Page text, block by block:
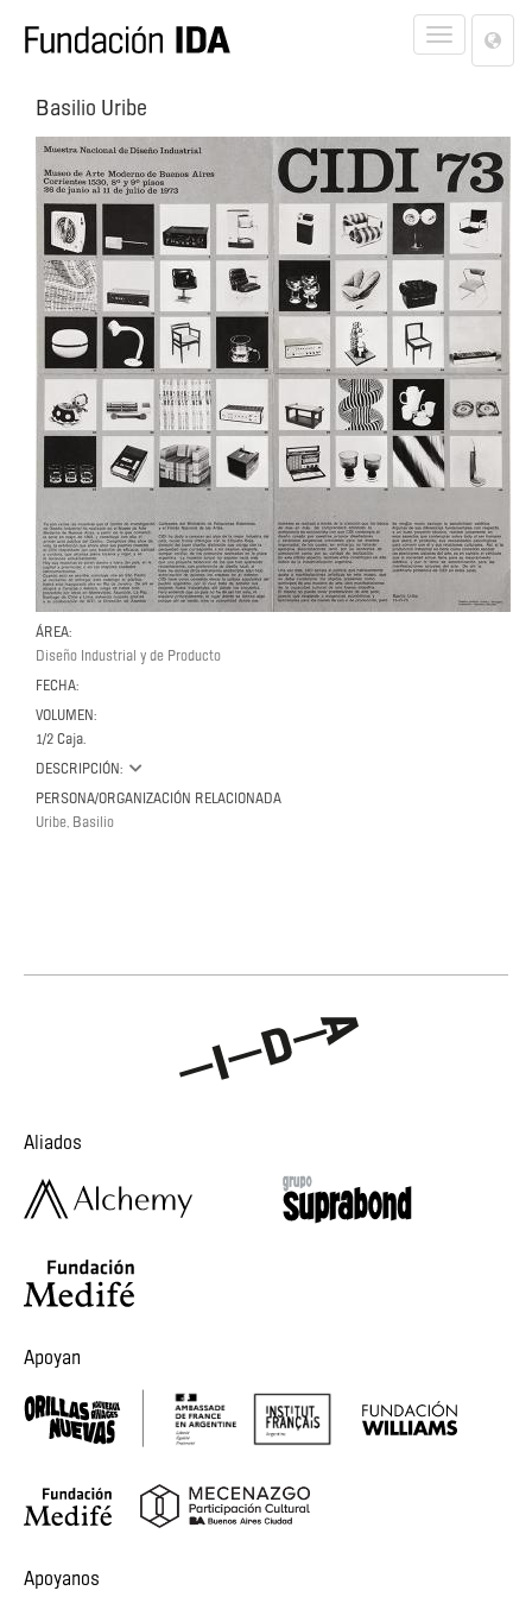
Toggle
Basilio Uribe
ÁREA:
Diseño Industrial y de Producto
FECHA:
VOLUMEN:
1/2 Caja.
DESCRIPCIÓN:
PERSONA/ORGANIZACIÓN RELACIONADA
Uribe, Basilio
Aliados
Apoyan
Apoyanos